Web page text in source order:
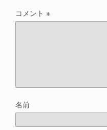
コメント ※
名前